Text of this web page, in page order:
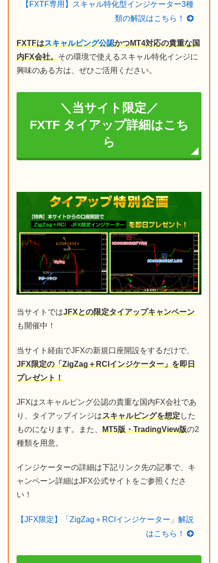
【FXTF専用】スキャル特化型インジケーター3種
類の解説はこちら！
FXTFはスキャルピング公認かつMT4対応の貴重な国
内FX会社。その環境で使えるスキャル特化インジに
興味のある方は、ぜひご活用ください。
＼当サイト限定／
FXTF タイアップ詳細はこち
ら
当サイトではJFXとの限定タイアップキャンペーン
も開催中！
当サイト経由でJFXの新規口座開設をするだけで、
JFX限定の「ZigZag＋RCIインジケーター」を即日
プレゼント！
JFXはスキャルピング公認の貴重な国内FX会社であ
り、タイアップインジはスキャルピングを想定した
ものになります。また、 MT5版・TradingView版の2
種類を用意。
インジケーターの詳細は下記リンク先の記事で、キ
ャンペーン詳細はJFX公式サイトをご参照くださ
い！
【JFX限定】「ZigZag＋RCIインジケーター」解説
はこちら！